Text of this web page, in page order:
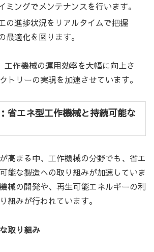
ミングでメンテナンスを行います。
の進捗状況をリアルタイムで把握
最適化を図ります。
工作機械の運用効率を大幅に向上さ
トリーの実現を加速させています。
省エネ型工作機械と持続可能な
高まる中、工作機械の分野でも、省エ
能な製造への取り組みが加速していま
械の開発や、再生可能エネルギーの利
組みが行われています。
取り組み